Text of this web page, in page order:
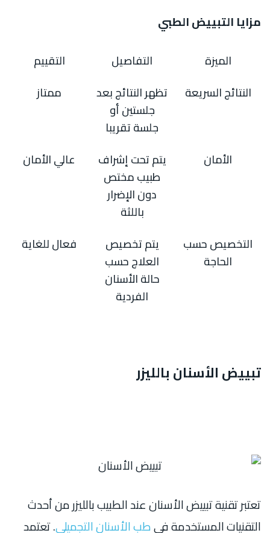
مزايا التبييض الطبي
الميزة التفاصيل
التقييم
النتائج السريعة
تظهر النتائج بعد
جلستين أو
جلسة تقريبا
ممتاز
الأمان
يتم تحت إشراف
طبيب مختص
دون الإضرار
باللثة
عالي الأمان
التخصيص حسب
الحاجة
يتم تخصيص
العلاج حسب
حالة الأسنان
الفردية
فعال للغاية
تبييض الأسنان بالليزر
تعتبر تقنية تبييض الأسنان عند الطبيببالليزر من أحدث
التقنيات المستخدمة فيطب الأسنان التجميلي. تعتمد